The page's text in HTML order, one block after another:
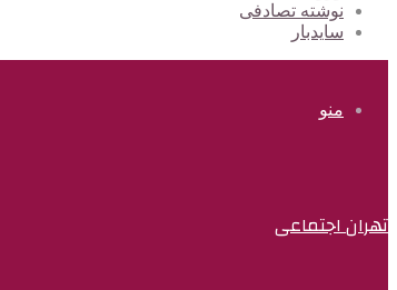
نوشته تصادفی
سایدبار
منو
تهران اجتماعی